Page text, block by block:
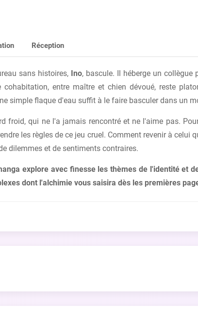
Réception
sans histoires, Ino, bascule. Il héberge un collègue
entre maître et chien dévoué, reste
simple flaque d'eau suffit à le faire basculer dans un
froid, qui ne l'a jamais rencontré et ne l'aime pas.
les règles de ce jeu cruel. Comment revenir à
dilemmes et de sentiments contraires.
explore avec finesse les thèmes de l'identité et
dont l'alchimie vous saisira dès les premières